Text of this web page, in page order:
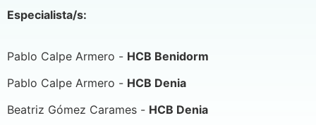
Especialista/s:
Pablo Calpe Armero - HCB Benidorm
Pablo Calpe Armero - HCB Denia
Beatriz Gómez Carames - HCB Denia